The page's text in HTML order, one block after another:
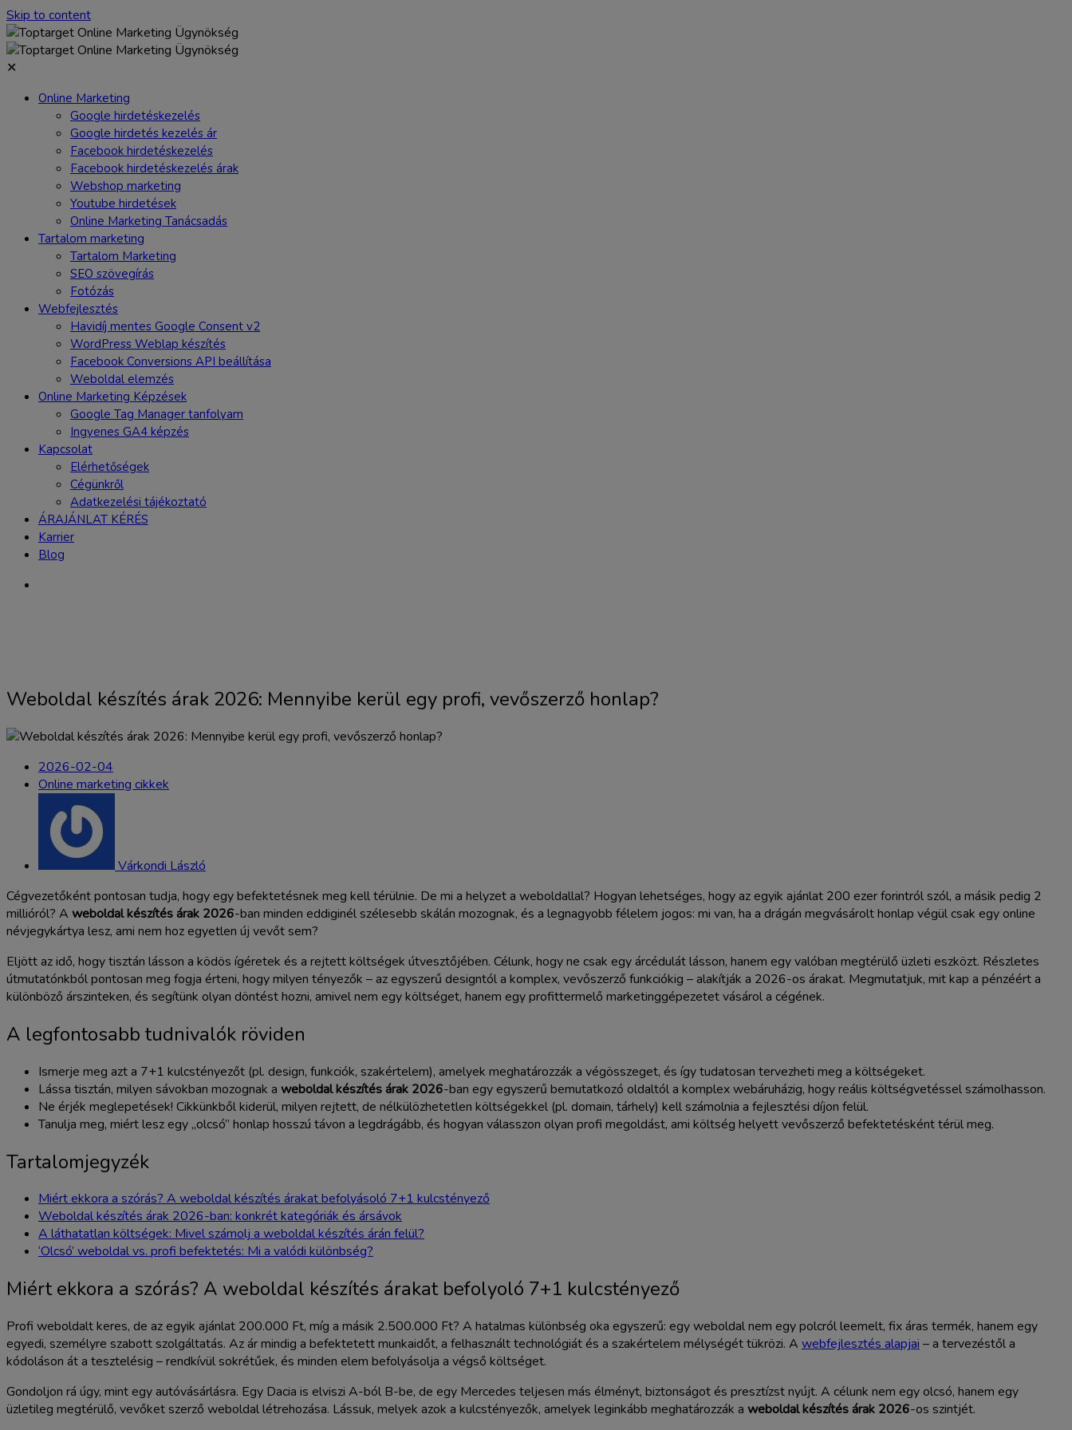
Skip to content
✕
Online Marketing
Google hirdetéskezelés
Google hirdetés kezelés ár
Facebook hirdetéskezelés
Facebook hirdetéskezelés árak
Webshop marketing
Youtube hirdetések
Online Marketing Tanácsadás
Tartalom marketing
Tartalom Marketing
SEO szövegírás
Fotózás
Webfejlesztés
Havidíj mentes Google Consent v2
WordPress Weblap készítés
Facebook Conversions API beállítása
Weboldal elemzés
Online Marketing Képzések
Google Tag Manager tanfolyam
Ingyenes GA4 képzés
Kapcsolat
Elérhetőségek
Cégünkről
Adatkezelési tájékoztató
ÁRAJÁNLAT KÉRÉS
Karrier
Blog
Weboldal készítés árak 2026: Mennyibe kerül egy profi, vevőszerző honlap?
2026-02-04
Online marketing cikkek
Várkondi László
Cégvezetőként pontosan tudja, hogy egy befektetésnek meg kell térülnie. De mi a helyzet a weboldallal? Hogyan lehetséges, hogy az egyik ajánlat 200 ezer forintról szól, a másik pedig 2
millióról? A weboldal készítés árak 2026-ban minden eddiginél szélesebb skálán mozognak, és a legnagyobb félelem jogos: mi van, ha a drágán megvásárolt honlap végül csak egy online
névjegykártya lesz, ami nem hoz egyetlen új vevőt sem?
Eljött az idő, hogy tisztán lásson a ködös ígéretek és a rejtett költségek útvesztőjében. Célunk, hogy ne csak egy árcédulát lásson, hanem egy valóban megtérülő üzleti eszközt. Részletes
útmutatónkból pontosan meg fogja érteni, hogy milyen tényezők – az egyszerű designtól a komplex, vevőszerző funkciókig – alakítják a 2026-os árakat. Megmutatjuk, mit kap a pénzéért a
különböző árszinteken, és segítünk olyan döntést hozni, amivel nem egy költséget, hanem egy profittermelő marketinggépezetet vásárol a cégének.
A legfontosabb tudnivalók röviden
Ismerje meg azt a 7+1 kulcstényezőt (pl. design, funkciók, szakértelem), amelyek meghatározzák a végösszeget, és így tudatosan tervezheti meg a költségeket.
Lássa tisztán, milyen sávokban mozognak a weboldal készítés árak 2026-ban egy egyszerű bemutatkozó oldaltól a komplex webáruházig, hogy reális költségvetéssel számolhasson.
Ne érjék meglepetések! Cikkünkből kiderül, milyen rejtett, de nélkülözhetetlen költségekkel (pl. domain, tárhely) kell számolnia a fejlesztési díjon felül.
Tanulja meg, miért lesz egy „olcsó” honlap hosszú távon a legdrágább, és hogyan válasszon olyan profi megoldást, ami költség helyett vevőszerző befektetésként térül meg.
Tartalomjegyzék
Miért ekkora a szórás? A weboldal készítés árakat befolyásoló 7+1 kulcstényező
Weboldal készítés árak 2026-ban: konkrét kategóriák és ársávok
A láthatatlan költségek: Mivel számolj a weboldal készítés árán felül?
‘Olcsó’ weboldal vs. profi befektetés: Mi a valódi különbség?
Miért ekkora a szórás? A weboldal készítés árakat befolyoló 7+1 kulcstényező
Profi weboldalt keres, de az egyik ajánlat 200.000 Ft, míg a másik 2.500.000 Ft? A hatalmas különbség oka egyszerű: egy weboldal nem egy polcról leemelt, fix áras termék, hanem egy
egyedi, személyre szabott szolgáltatás. Az ár mindig a befektetett munkaidőt, a felhasznált technológiát és a szakértelem mélységét tükrözi. A webfejlesztés alapjai – a tervezéstől a
kódoláson át a tesztelésig – rendkívül sokrétűek, és minden elem befolyásolja a végső költséget.
Gondoljon rá úgy, mint egy autóvásárlásra. Egy Dacia is elviszi A-ból B-be, de egy Mercedes teljesen más élményt, biztonságot és presztízst nyújt. A célunk nem egy olcsó, hanem egy
üzletileg megtérülő, vevőket szerző weboldal létrehozása. Lássuk, melyek azok a kulcstényezők, amelyek leginkább meghatározzák a weboldal készítés árak 2026-os szintjét.